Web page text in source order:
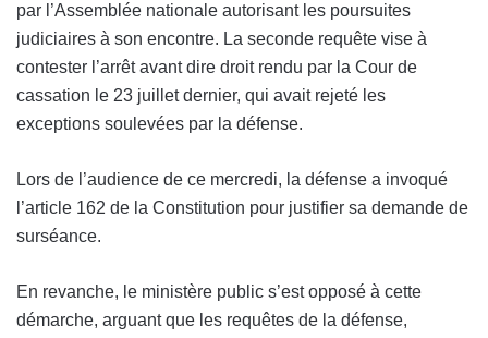
par l’Assemblée nationale autorisant les poursuites
judiciaires à son encontre. La seconde requête vise à
contester l’arrêt avant dire droit rendu par la Cour de
cassation le 23 juillet dernier, qui avait rejeté les
exceptions soulevées par la défense.
Lors de l’audience de ce mercredi, la défense a invoqué
l’article 162 de la Constitution pour justifier sa demande de
surséance.
En revanche, le ministère public s’est opposé à cette
démarche, arguant que les requêtes de la défense,